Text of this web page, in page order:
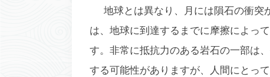
地球とは異なり、月には隕石の衝突
は、地球に到達するまでに摩擦によっ
す。非常に抵抗力のある岩石の一部は
する可能性がありますが、人間にとっ